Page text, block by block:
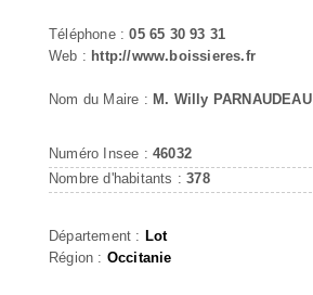
Téléphone :05 65 30 93 31
Web : http://www.boissieres.fr
Nom du Maire : M. Willy PARNAUDEAU
Numéro Insee : 46032
Nombre d'habitants :378
Département : Lot
Région : Occitanie